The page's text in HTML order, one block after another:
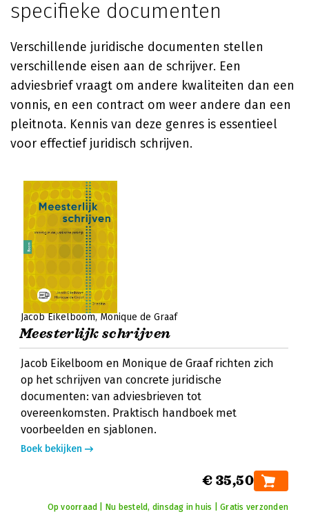
specifieke documenten
Verschillende juridische documenten stellen
verschillende eisen aan de schrijver. Een
adviesbrief vraagt om andere kwaliteiten dan een
vonnis, en een contract om weer andere dan een
pleitnota. Kennis van deze genres is essentieel
voor effectief juridisch schrijven.
Jacob Eikelboom Monique de Graaf
Meesterlijk schrijven
Jacob Eikelboom en Monique de Graaf richten zich
op het schrijven van concrete juridische
documenten: van adviesbrieven tot
overeenkomsten. Praktisch handboek met
voorbeelden en sjablonen.
Boek bekijken
€ 35,50
Op voorraad | Nu besteld, dinsdag in huis | Gratis verzonden